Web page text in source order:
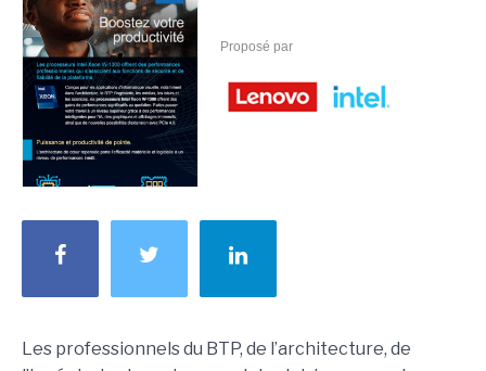
Proposé par
Les professionnels du BTP, de l’architecture, de